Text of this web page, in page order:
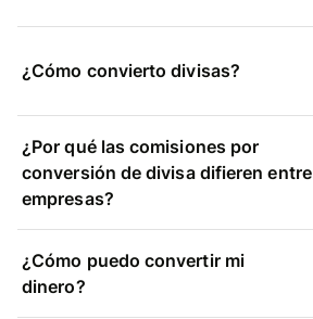
¿Cómo convierto divisas?
¿Por qué las comisiones por
conversión de divisa difieren entre
empresas?
¿Cómo puedo convertir mi
dinero?